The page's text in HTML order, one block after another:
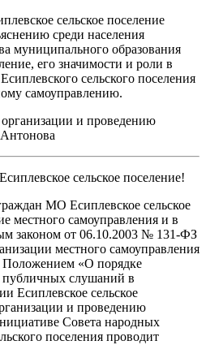
сельское поселение
среди населения
муниципального образования
его значимости и роли в
сельского поселения
самоуправлению.
и проведению
сельское поселение!
МО Есиплевское сельское
местного самоуправления и в
законом от 06.10.2003 № 131-ФЗ
местного самоуправления
Положением «О порядке
публичных слушаний в
Есиплевское сельское
и проведению
Совета народных
поселения проводит